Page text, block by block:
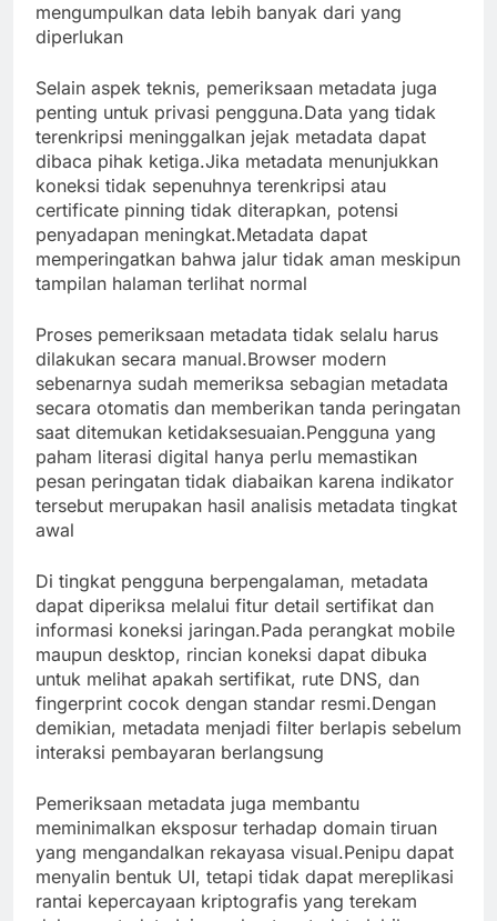
mengumpulkan data lebih banyak dari yang
diperlukan
Selain aspek teknis, pemeriksaan metadata juga
penting untuk privasi pengguna.Data yang tidak
terenkripsi meninggalkan jejak metadata dapat
dibaca pihak ketiga.Jika metadata menunjukkan
koneksi tidak sepenuhnya terenkripsi atau
certificate pinning tidak diterapkan, potensi
penyadapan meningkat.Metadata dapat
memperingatkan bahwa jalur tidak aman meskipun
tampilan halaman terlihat normal
Proses pemeriksaan metadata tidak selalu harus
dilakukan secara manual.Browser modern
sebenarnya sudah memeriksa sebagian metadata
secara otomatis dan memberikan tanda peringatan
saat ditemukan ketidaksesuaian.Pengguna yang
paham literasi digital hanya perlu memastikan
pesan peringatan tidak diabaikan karena indikator
tersebut merupakan hasil analisis metadata tingkat
awal
Di tingkat pengguna berpengalaman, metadata
dapat diperiksa melalui fitur detail sertifikat dan
informasi koneksi jaringan.Pada perangkat mobile
maupun desktop, rincian koneksi dapat dibuka
untuk melihat apakah sertifikat, rute DNS, dan
fingerprint cocok dengan standar resmi.Dengan
demikian, metadata menjadi filter berlapis sebelum
interaksi pembayaran berlangsung
Pemeriksaan metadata juga membantu
meminimalkan eksposur terhadap domain tiruan
yang mengandalkan rekayasa visual.Penipu dapat
menyalin bentuk UI, tetapi tidak dapat mereplikasi
rantai kepercayaan kriptografis yang terekam